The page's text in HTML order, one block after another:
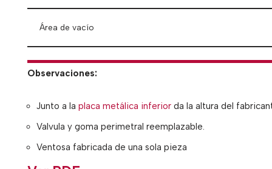
Área de vacío
Observaciones:
Junto a la placa metálica inferior da la altura del
Valvula y goma perimetral reemplazable.
Ventosa fabricada de una sola pieza